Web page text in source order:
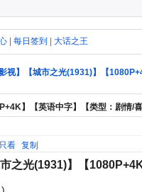
| 每日签到 大话之王
影视】【城市之光(1931)】【
】【英语中字】【类型
只看 复制
市之光(1931)】【